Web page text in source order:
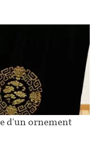
d'un ornement